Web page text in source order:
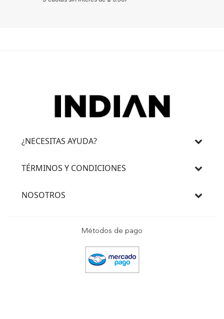
¿NECESITAS AYUDA?
TÉRMINOS Y CONDICIONES
NOSOTROS
Métodos de pago